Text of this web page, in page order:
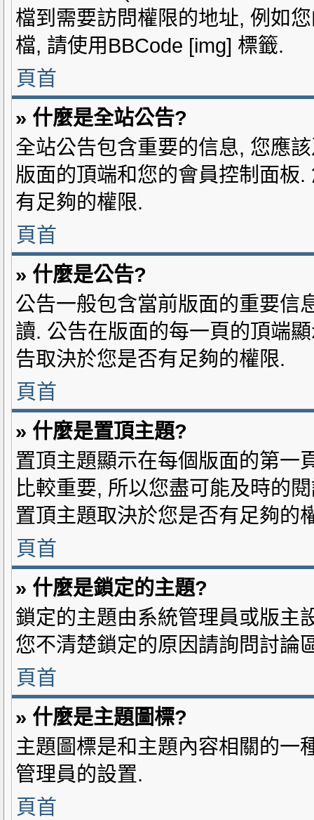
檔到需要訪問權限的地址, 例如
檔, 請使用BBCode [img] 標籤.
頁首
» 什麼是全站公告?
全站公告包含重要的信息, 您應
版面的頂端和您的會員控制面板
有足夠的權限.
頁首
» 什麼是公告?
公告一般包含當前版面的重要信
讀. 公告在版面的每一頁的頂端
告取決於您是否有足夠的權限.
頁首
» 什麼是置頂主題?
置頂主題顯示在每個版面的第一
比較重要, 所以您盡可能及時的
置頂主題取決於您是否有足夠的
頁首
» 什麼是鎖定的主題?
鎖定的主題由系統管理員或版主
您不清楚鎖定的原因請詢問討論
頁首
» 什麼是主題圖標?
主題圖標是和主題內容相關的一
管理員的設置.
頁首